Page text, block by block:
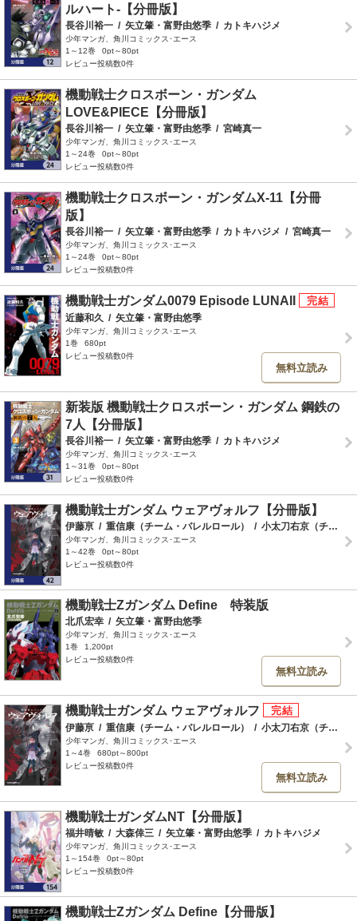
ルハート‐【分冊版】
長谷川裕一 / 矢立肇・富野由悠季 / カトキハジメ
少年マンガ、角川コミックス･エース
1～12巻
0pt～80pt
レビュー投稿数0件
機動戦士クロスボーン・ガンダム
LOVE&PIECE【分冊版】
長谷川裕一 / 矢立肇・富野由悠季 / 宮崎真一
少年マンガ、角川コミックス･エース
1～24巻
0pt～80pt
レビュー投稿数0件
機動戦士クロスボーン・ガンダムX-11【分冊
版】
長谷川裕一 / 矢立肇・富野由悠季 / カトキハジメ / 宮崎真一
少年マンガ、角川コミックス･エース
1～24巻
0pt～80pt
レビュー投稿数0件
機動戦士ガンダム0079 Episode LUNAII
近藤和久 / 矢立肇・富野由悠季
少年マンガ、角川コミックス･エース
1巻
680pt
レビュー投稿数0件
無料立読み
新装版 機動戦士クロスボーン・ガンダム 鋼鉄の
7人【分冊版】
長谷川裕一 / 矢立肇・富野由悠季 / カトキハジメ
少年マンガ、角川コミックス･エース
1～31巻
0pt～80pt
レビュー投稿数0件
機動戦士ガンダム ウェアヴォルフ【分冊版】
伊藤亰 / 重信康（チーム・バレルロール） / 小太刀右京（チーム・バレルロール）
少年マンガ、角川コミックス･エース
1～42巻
0pt～80pt
レビュー投稿数0件
機動戦士Zガンダム Define 特装版
北爪宏幸 / 矢立肇・富野由悠季
少年マンガ、角川コミックス･エース
1巻
1,200pt
レビュー投稿数0件
無料立読み
機動戦士ガンダム ウェアヴォルフ
伊藤亰 / 重信康（チーム・バレルロール） / 小太刀右京（チーム・バレルロール）
少年マンガ、角川コミックス･エース
1～4巻
680pt～800pt
レビュー投稿数0件
無料立読み
機動戦士ガンダムNT【分冊版】
福井晴敏 / 大森倖三 / 矢立肇・富野由悠季 / カトキハジメ
少年マンガ、角川コミックス･エース
1～154巻
0pt～80pt
レビュー投稿数0件
機動戦士Zガンダム Define【分冊版】